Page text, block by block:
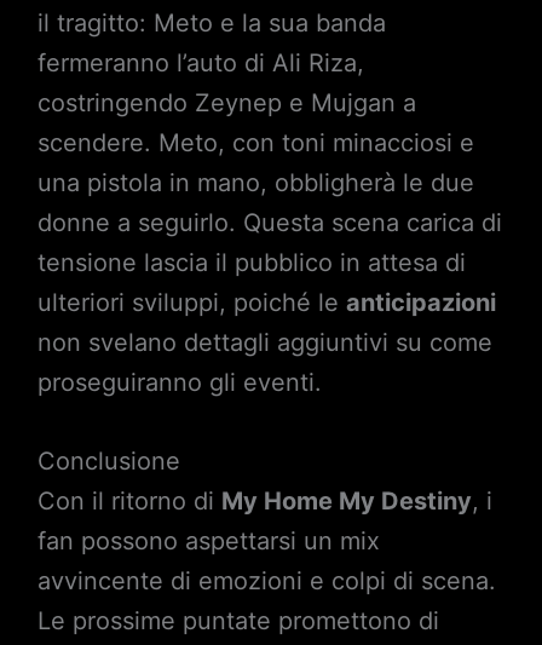
il tragitto: Meto e la sua banda
fermeranno l’auto di Ali Riza,
costringendo Zeynep e Mujgan a
scendere. Meto, con toni minacciosi e
una pistola in mano, obbligherà le due
donne a seguirlo. Questa scena carica di
tensione lascia il pubblico in attesa di
ulteriori sviluppi, poiché le anticipazioni
non svelano dettagli aggiuntivi su come
proseguiranno gli eventi.
Conclusione
Con il ritorno di My Home My Destiny, i
fan possono aspettarsi un mix
avvincente di emozioni e colpi di scena.
Le prossime puntate promettono di